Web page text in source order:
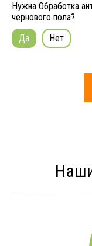
Нужна Обработка
чернового пола?
Да
Нет